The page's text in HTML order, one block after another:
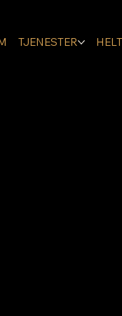
TJENESTER